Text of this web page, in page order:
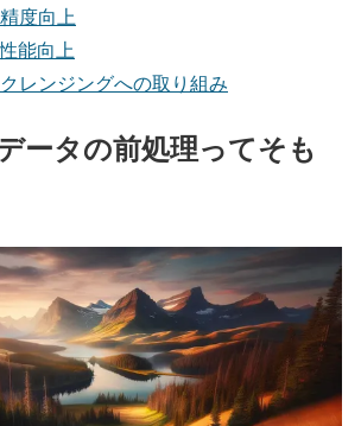
度向上
能向上
レンジングへの取り組み
ータの前処理ってそも